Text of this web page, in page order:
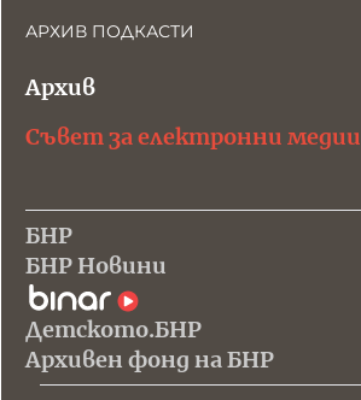
АРХИВ ПОДКАСТИ
Архив
Съвет за електронни медии
БНР
БНР Новини
Детското.БНР
Архивен фонд на БНР